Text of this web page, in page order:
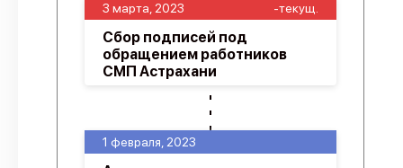
1 февраля, 2023
3 марта, 2023 -текущ.
Сбор подписей под
обращением работников
СМП Астрахани